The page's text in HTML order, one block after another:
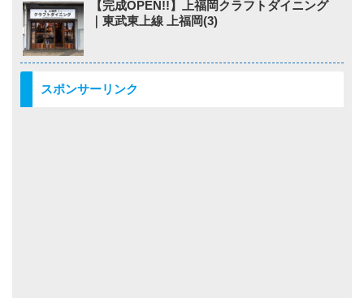
【完成OPEN!!】上福岡クラフトダイニング
｜東武東上線 上福岡(3)
スポンサーリンク